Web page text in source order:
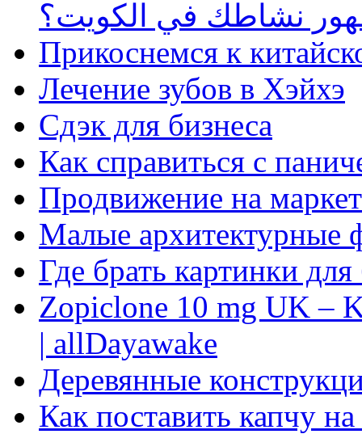
نشاطك في الكويت؟
Прикоснемся к
Лечение зубов в Хэйхэ
Сдэк для бизнеса
Как справиться с
Продвижение на
Малые архитектурные
Где брать картинки
Zopiclone 10 mg UK –
| allDayawake
Деревянные
Как поставить капчу